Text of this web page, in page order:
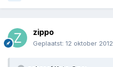
zippo
Geplaatst: 12 oktober 2012